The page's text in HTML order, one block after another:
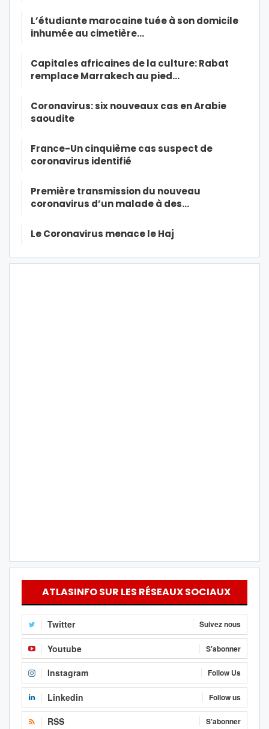
L’étudiante marocaine tuée à son domicile
inhumée au cimetière…
Capitales africaines de la culture: Rabat
remplace Marrakech au pied…
Coronavirus: six nouveaux cas en Arabie
saoudite
France-Un cinquième cas suspect de
coronavirus identifié
Première transmission du nouveau
coronavirus d’un malade à des…
Le Coronavirus menace le Haj
ATLASINFO SUR LES RÉSEAUX SOCIAUX
Twitter Suivez nous
Youtube S'abonner
Instagram Follow Us
Linkedin Follow us
RSS S'abonner